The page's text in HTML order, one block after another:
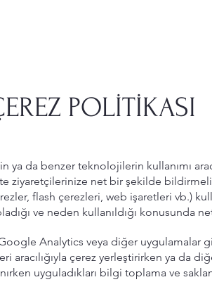
POLİTİKASI
ya da benzer teknolojilerin kullanımı
ziyaretçilerinize net bir şekilde
flash çerezleri, web işaretleri vb.)
ve neden kullanıldığı konusunda
Google Analytics veya diğer uygulamalar
aracılığıyla çerez yerleştirirken ya da
uyguladıkları bilgi toplama ve